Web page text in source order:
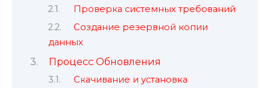
Проверка системных требований
Создание резервной копии
данных
Процесс Обновления
Скачивание и установка